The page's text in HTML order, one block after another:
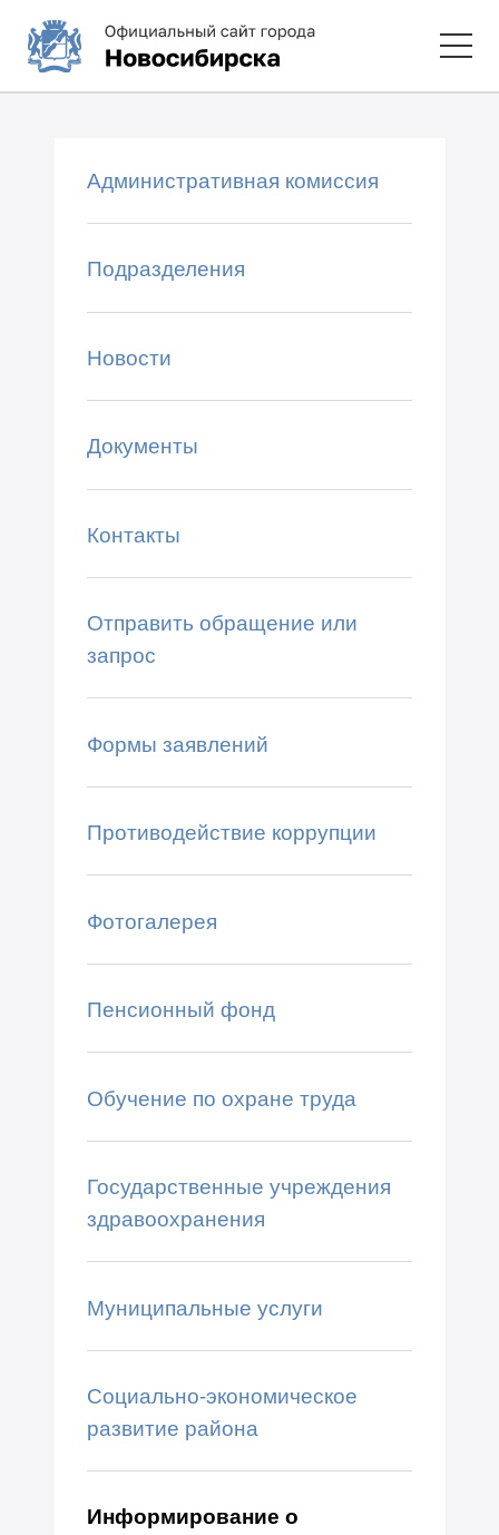
Административная комиссия
Подразделения
Новости
Документы
Контакты
Отправить обращение или
запрос
Формы заявлений
Противодействие коррупции
Фотогалерея
Пенсионный фонд
Обучение по охране труда
Государственные учреждения
здравоохранения
Муниципальные услуги
Социально-экономическое
развитие района
Информирование о